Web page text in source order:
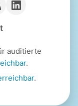
auditierte
.
.